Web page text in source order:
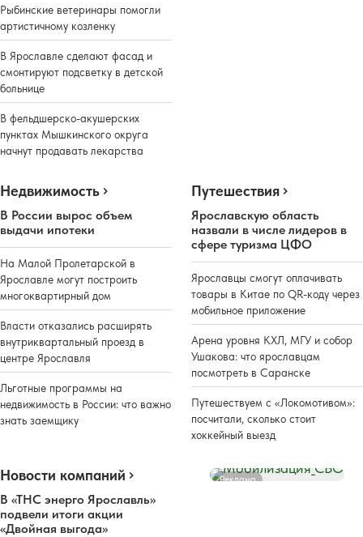
Рыбинские ветеринары помогли
артистичному козленку
В Ярославле сделают фасад и
смонтируют подсветку в детской
больнице
В фельдшерско-акушерских
пунктах Мышкинского округа
начнут продавать лекарства
Недвижимость
В России вырос объем
выдачи ипотеки
На Малой Пролетарской в
Ярославле могут построить
многоквартирный дом
Власти отказались расширять
внутриквартальный проезд в
центре Ярославля
Льготные программы на
недвижимость в России: что важно
знать заемщику
Путешествия
Ярославскую область
назвали в числе лидеров в
сфере туризма ЦФО
Ярославцы смогут оплачивать
товары в Китае по QR-коду через
мобильное приложение
Арена уровня КХЛ, МГУ и собор
Ушакова: что ярославцам
посмотреть в Саранске
Путешествуем с «Локомотивом»:
посчитали, сколько стоит
хоккейный выезд
Новости компаний
В «ТНС энерго Ярославль»
подвели итоги акции
«Двойная выгода»
Реклама